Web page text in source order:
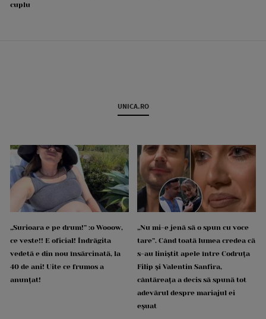
cuplu
UNICA.RO
„Surioara e pe drum!” :o Wooow,
ce veste!! E oficial! Îndrăgita
vedetă e din nou însărcinată, la
40 de ani! Uite ce frumos a
anunțat!
„Nu mi-e jenă să o spun cu voce
tare”. Când toată lumea credea că
s-au liniștit apele între Codruța
Filip și Valentin Sanfira,
cântăreața a decis să spună tot
adevărul despre mariajul ei
eșuat